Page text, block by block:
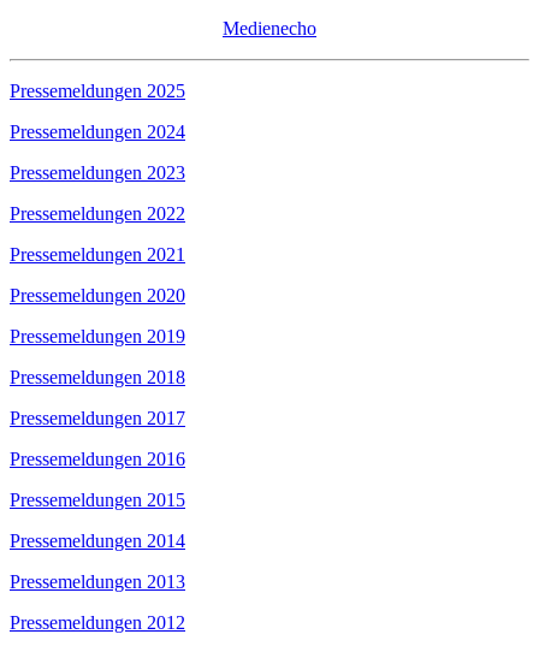
Medienecho
Pressemeldungen 2025
Pressemeldungen 2024
Pressemeldungen 2023
Pressemeldungen 2022
Pressemeldungen 2021
Pressemeldungen 2020
Pressemeldungen 2019
Pressemeldungen 2018
Pressemeldungen 2017
Pressemeldungen 2016
Pressemeldungen 2015
Pressemeldungen 2014
Pressemeldungen 2013
Pressemeldungen 2012